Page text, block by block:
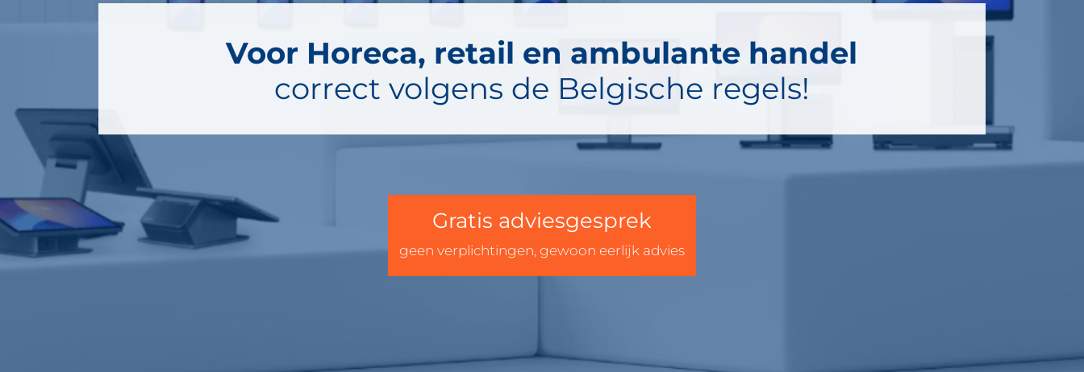
Voor Horeca, retail en ambulante handel
correct volgens de Belgische regels!
Gratis adviesgesprek
geen verplichtingen, gewoon eerlijk advies